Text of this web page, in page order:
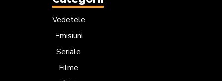
Vedetele
Emisiuni
Seriale
Filme